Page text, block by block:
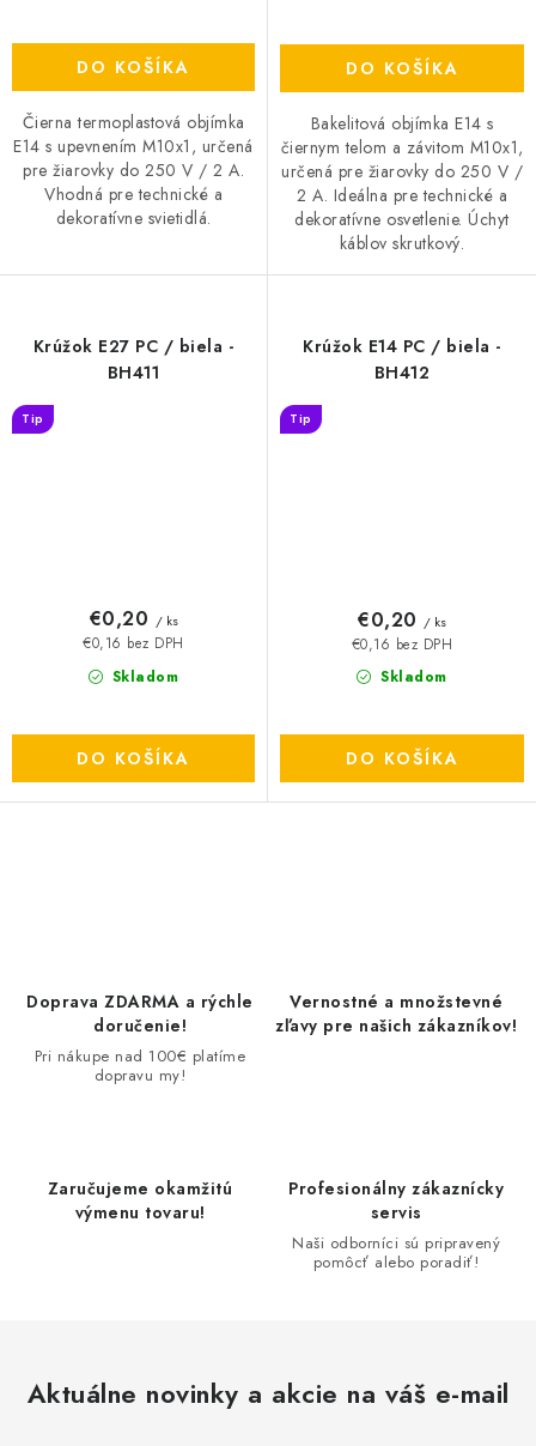
DO KOŠÍKA
Čierna termoplastová objímka
E14 s upevnením M10x1, určená
pre žiarovky do 250 V / 2 A.
Vhodná pre technické a
dekoratívne svietidlá.
DO KOŠÍKA
Bakelitová objímka E14 s
čiernym telom a závitom M10x1,
určená pre žiarovky do 250 V /
2 A. Ideálna pre technické a
dekoratívne osvetlenie. Úchyt
káblov skrutkový.
Krúžok E27 PC / biela -
BH411
Tip
Skladom
€0,16 bez DPH
€0,20 / ks
DO KOŠÍKA
Krúžok E14 PC / biela -
BH412
Tip
Skladom
€0,16 bez DPH
€0,20 / ks
DO KOŠÍKA
Doprava ZDARMA a rýchle
doručenie!
Pri nákupe nad 100€ platíme
dopravu my!
Vernostné a množstevné
zľavy pre našich zákazníkov!
Zaručujeme okamžitú
výmenu tovaru!
Profesionálny zákaznícky
servis
Naši odborníci sú pripravený
pomôcť alebo poradiť!
Aktuálne novinky a akcie na váš e-mail